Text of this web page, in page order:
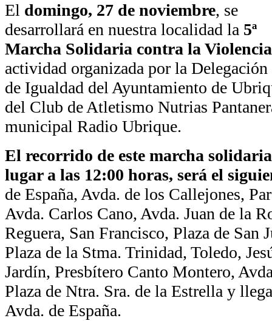
El domingo, 27 de noviembre, se
desarrollará en nuestra localidad la 5ª
Marcha Solidaria contra la
actividad organizada por la
de Igualdad del Ayuntamiento de
del Club de Atletismo Nutrias
municipal Radio Ubrique.
El recorrido de este marcha
lugar a las 12:00 horas, será el
de España, Avda. de los Callejones,
Avda. Carlos Cano, Avda. Juan de la
Reguera, San Francisco, Plaza de San
Plaza de la Stma. Trinidad, Toledo,
Jardín, Presbítero Canto Montero,
Plaza de Ntra. Sra. de la Estrella y
Avda. de España.